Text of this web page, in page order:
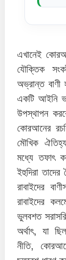
এখানেই
যৌক্তিক
অভ্রান্ত বাণী
একটি আইনি
উপস্থাপন
কোরআনের
মৌখিক
মধ্যে তফাৎ
ইহুদিরা
রাবাইদের
রাবাইদের
ভুলবশত
অর্থাৎ, যা
নীতি,